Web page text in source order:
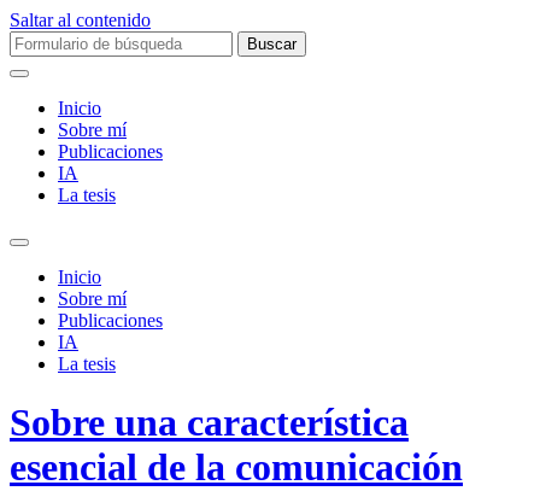
Saltar al contenido
Buscar:
Inicio
Sobre mí­
Publicaciones
IA
La tesis
Alternar
campo
búsqueda
Inicio
Sobre mí­
Publicaciones
IA
La tesis
Sobre una característica
esencial de la comunicación